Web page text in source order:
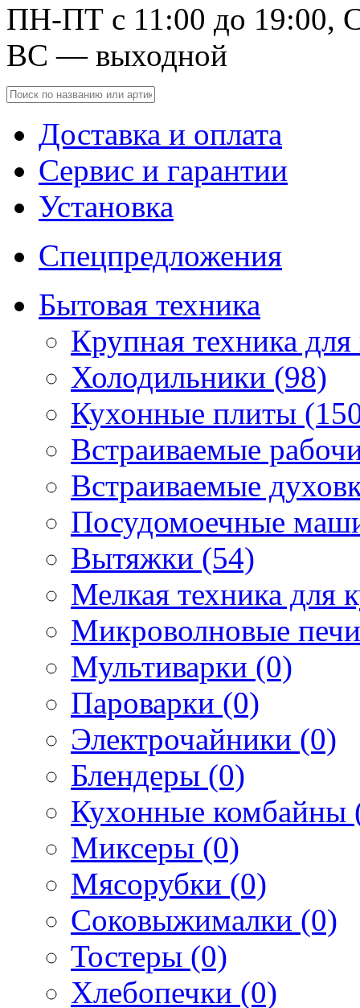
ПН-ПТ с 11:00 до 19:00,
ВС — выходной
Доставка и оплата
Сервис и гарантии
Установка
Спецпредложения
Бытовая техника
Крупная техника
Холодильники (98)
Кухонные плиты
Встраиваемые
Встраиваемые
Посудомоечные
Вытяжки (54)
Мелкая техника для
Микроволновые
Мультиварки (0)
Пароварки (0)
Электрочайники (0)
Блендеры (0)
Кухонные комбайны
Миксеры (0)
Мясорубки (0)
Соковыжималки (0)
Тостеры (0)
Хлебопечки (0)